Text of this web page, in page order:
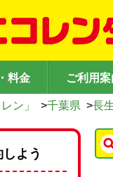
料金 ご利用案
ン」 >千葉県 >長
よう